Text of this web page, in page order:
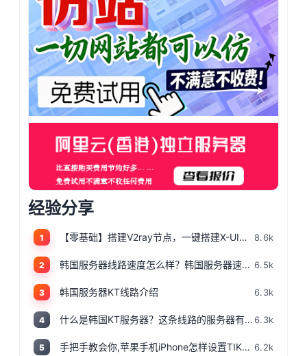
经验分享
1 【零基础】搭建V2ray节点，一键搭建X-UI面板，目前最简单、最安全、最稳定的专属节点搭建方法，晚高峰高速稳定，4K秒开的科学上网 8.6k
2 韩国服务器线路速度怎么样？韩国服务器速度测评 6.5k
3 韩国服务器KT线路介绍 6.3k
4 什么是韩国KT服务器？这条线路的服务器有哪些特点？6.3k
5 手把手教会你,苹果手机iPhone怎样设置TIKTOK文的运营环境，手把手教你怎样运营海外抖音 服务器购买 6.2k